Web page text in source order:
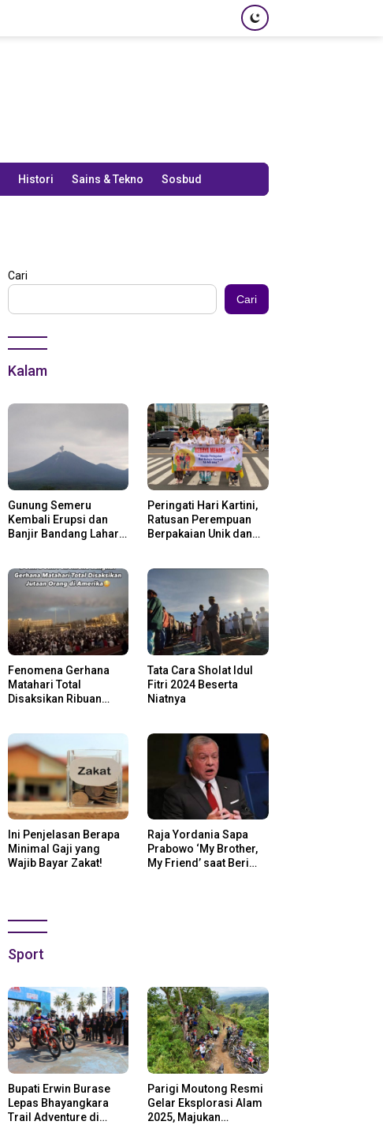
Histori Sains & Tekno Sosbud
Cari
Cari
Kalam
Gunung Semeru
Kembali Erupsi dan
Banjir Bandang Lahar
Peringati Hari Kartini,
Ratusan Perempuan
Berpakaian Unik dan
Fenomena Gerhana
Matahari Total
Disaksikan Ribuan
Tata Cara Sholat Idul
Fitri 2024 Beserta
Niatnya
Ini Penjelasan Berapa
Minimal Gaji yang
Wajib Bayar Zakat!
Raja Yordania Sapa
Prabowo ‘My Brother,
My Friend’ saat Beri
Sport
Bupati Erwin Burase
Lepas Bhayangkara
Trail Adventure di
Parigi Moutong Resmi
Gelar Eksplorasi Alam
2025, Majukan